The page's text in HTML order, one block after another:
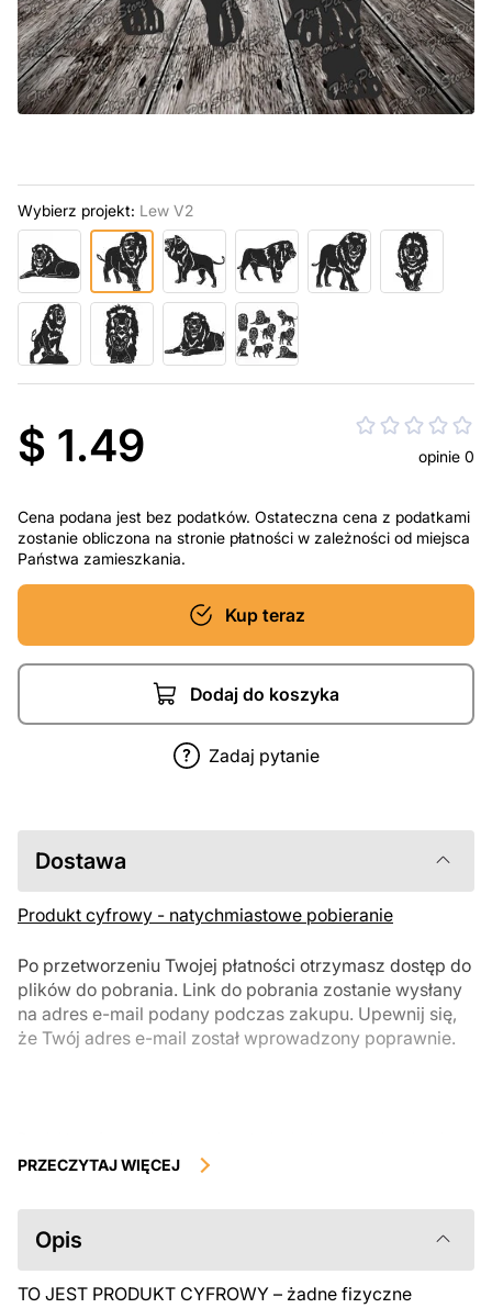
Wybierz projekt: Lew V2
$ 1.49 opinie 0
Cena podana jest bez podatków. Ostateczna cena z podatkami
zostanie obliczona na stronie płatności w zależności od miejsca
Państwa zamieszkania.
Kup teraz
Dodaj do koszyka
Zadaj pytanie
Dostawa
Produkt cyfrowy - natychmiastowe pobieranie
Po przetworzeniu Twojej płatności otrzymasz dostęp do
plików do pobrania. Link do pobrania zostanie wysłany
na adres e-mail podany podczas zakupu. Upewnij się,
że Twój adres e-mail został wprowadzony poprawnie.
podlegają zwrotowi ani wymianie po ich pobraniu. Zalecamy
przed zakupem. Jeśli masz jakiekolwiek problemy z zamówieniem,
skontaktuj się bezpośrednio ze sprzedawcą.
PRZECZYTAJ WIĘCEJ
Opis
TO JEST PRODUKT CYFROWY – żadne fizyczne